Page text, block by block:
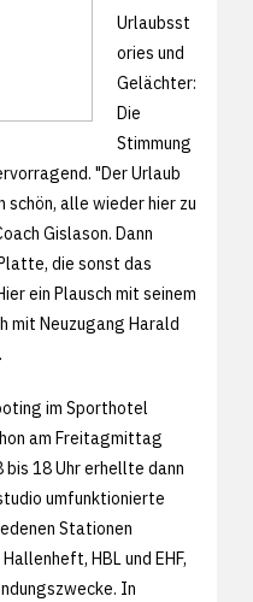
Urlaubsst
ories und
Gelächter:
Die
Stimmung
"Der Urlaub
schön, alle wieder hier zu
Gislason. Dann
die sonst das
ein Plausch mit seinem
mit Neuzugang Harald
im Sporthotel
am Freitagmittag
bis 18 Uhr erhellte dann
umfunktionierte
Stationen
HBL und EHF,
In